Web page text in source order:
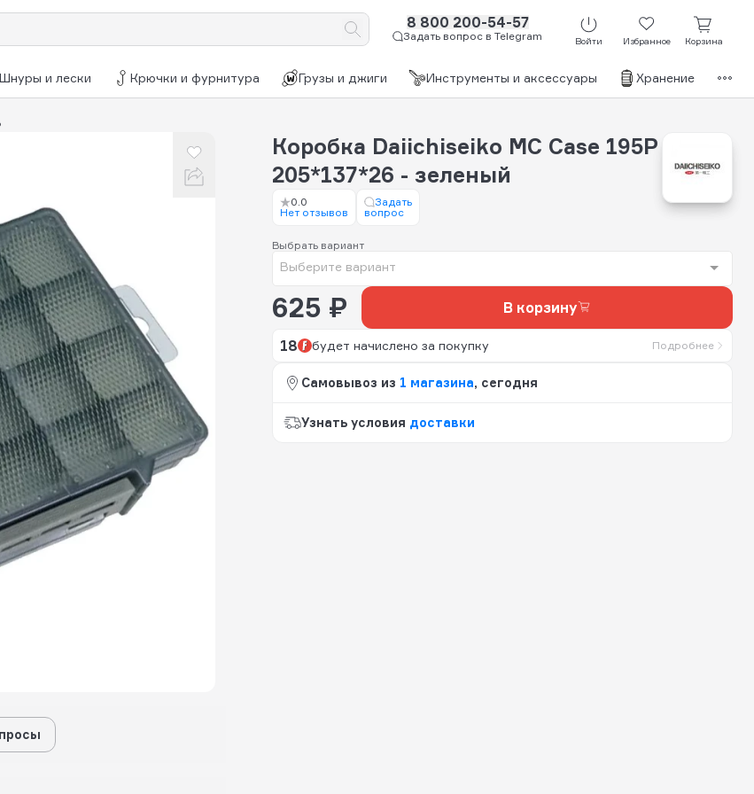
8 800 200-54-57
Задать вопрос в Telegram Войти Избранное Корзина
Шнуры и лески Крючки и фурнитура Грузы и джиги Инструменты и аксессуары Хранение
Коробка Daiichiseiko MC Case 195P
205*137*26 - зеленый
0.0
Нет отзывов
Задать
вопрос
Выбрать вариант
Выберите вариант
625 ₽ В корзину
18 будет начислено за покупку Подробнее
Самовывоз из 1 магазина, сегодня
Узнать условия доставки